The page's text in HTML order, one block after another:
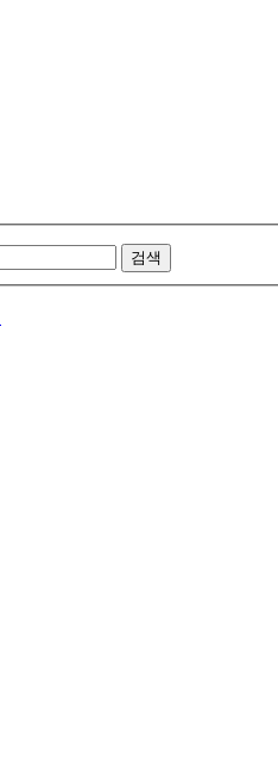
검색